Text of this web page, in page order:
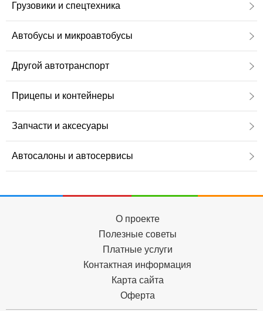
Грузовики и спецтехника
Автобусы и микроавтобусы
Другой автотранспорт
Прицепы и контейнеры
Запчасти и аксесуары
Автосалоны и автосервисы
О проекте
Полезные советы
Платные услуги
Контактная информация
Карта сайта
Оферта